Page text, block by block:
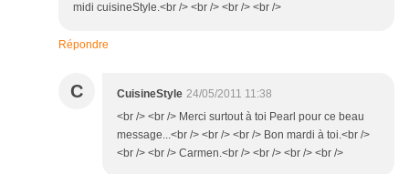
midi cuisineStyle.<br /> <br /> <br /> <br />
Répondre
C CuisineStyle 24/05/2011 11:38
<br /> <br /> Merci surtout à toi Pearl pour ce beau
message...<br /> <br /> <br /> Bon mardi à toi.<br />
<br /> <br /> Carmen.<br /> <br /> <br /> <br />